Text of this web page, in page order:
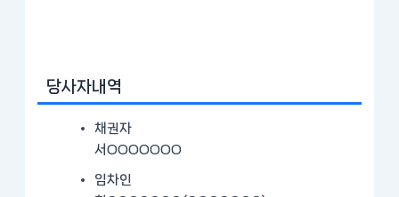
당사자내역
채권자
서OOOOOOO
임차인